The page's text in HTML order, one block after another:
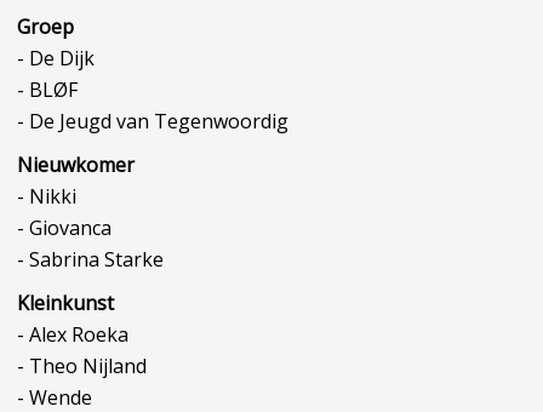
Groep
- De Dijk
- BLØF
- De Jeugd van Tegenwoordig
Nieuwkomer
- Nikki
- Giovanca
- Sabrina Starke
Kleinkunst
- Alex Roeka
- Theo Nijland
- Wende